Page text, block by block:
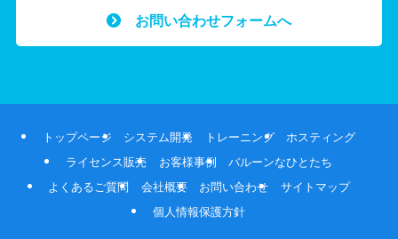
お問い合わせフォームへ
トップページ システム開発 トレーニング
ホスティング
ライセンス販売
お客様事例
バルーンなひとたち
よくあるご質問
会社概要 お問い合わせ
サイトマップ
個人情報保護方針